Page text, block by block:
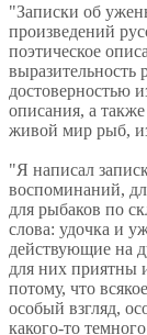
"Записки об
произведений
поэтическое
выразительность
достоверностью
описания, а
живой мир рыб,
"Я написал
воспоминаний,
для рыбаков по
слова: удочка и
действующие на
для них приятны
потому, что
особый взгляд,
какого-то